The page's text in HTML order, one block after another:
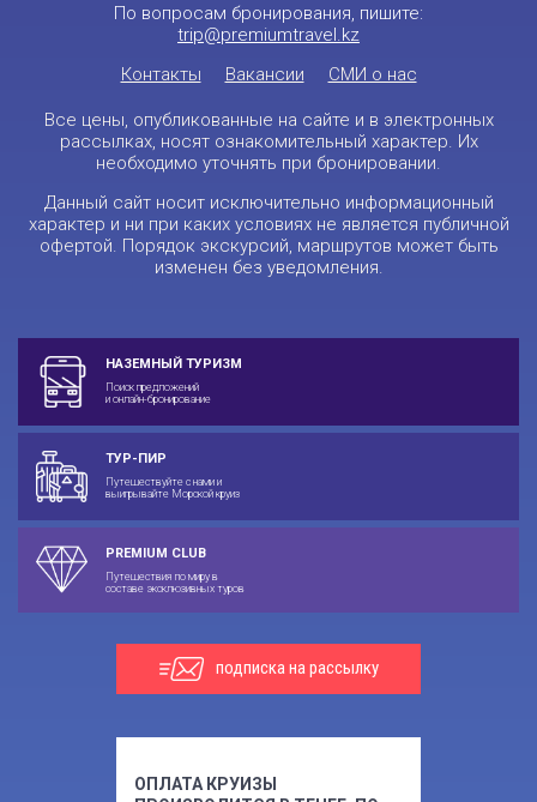
По вопросам бронирования, пишите:
trip@premiumtravel.kz
Контакты
Вакансии СМИ о нас
Все цены, опубликованные на сайте и в электронных
рассылках, носят ознакомительный характер. Их
необходимо уточнять при бронировании.
Данный сайт носит исключительно информационный
характер и ни при каких условиях не является публичной
офертой. Порядок экскурсий, маршрутов может быть
изменен без уведомления.
НАЗЕМНЫЙ ТУРИЗМ
Поиск предложений
и онлайн-бронирование
ТУР-ПИР
Путешествуйте с нами и
выигрывайте Морской круиз
PREMIUM CLUB
Путешествия по миру в
составе эксклюзивных туров
подписка на рассылку
ОПЛАТА КРУИЗЫ